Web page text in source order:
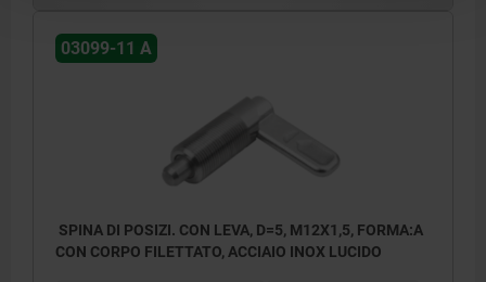
03099-11 A
SPINA DI POSIZI. CON LEVA, D=5, M12X1,5, FORMA:A
CON CORPO FILETTATO, ACCIAIO INOX LUCIDO